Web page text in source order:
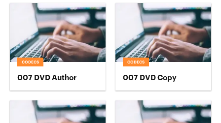
CODECS
007 DVD Author
CODECS
007 DVD Copy